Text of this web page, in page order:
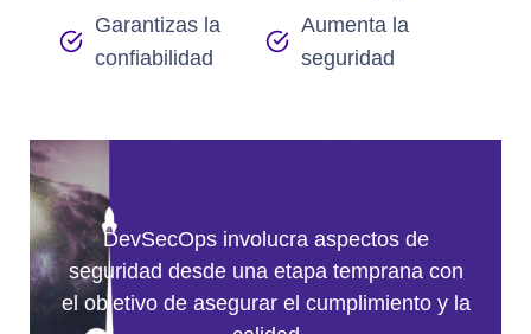
Garantizas la
confiabilidad
Aumenta la
seguridad
DevSecOps involucra aspectos de
seguridad desde una etapa temprana con
el objetivo de asegurar el cumplimiento y la